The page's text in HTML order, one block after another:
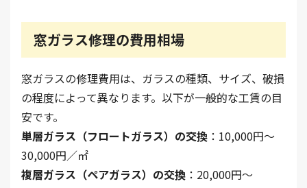
窓ガラス修理の費用相場
窓ガラスの修理費用は、ガラスの種類、サイズ、破損
の程度によって異なります。以下が一般的な工賃の目
安です。
単層ガラス（フロートガラス）の交換 ：10,000円～
30,000円／㎡
複層ガラス（ペアガラス）の交換 ：20,000円～